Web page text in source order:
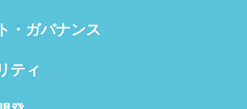
・ガバナンス
ティ